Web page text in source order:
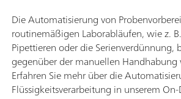
Die Automatisierung von
routinemäßigen Laborabläufen, wie z.
Pipettieren oder die Serienverdünnung,
gegenüber der manuellen Handhabung
Erfahren Sie mehr über die
Flüssigkeitsverarbeitung in unserem